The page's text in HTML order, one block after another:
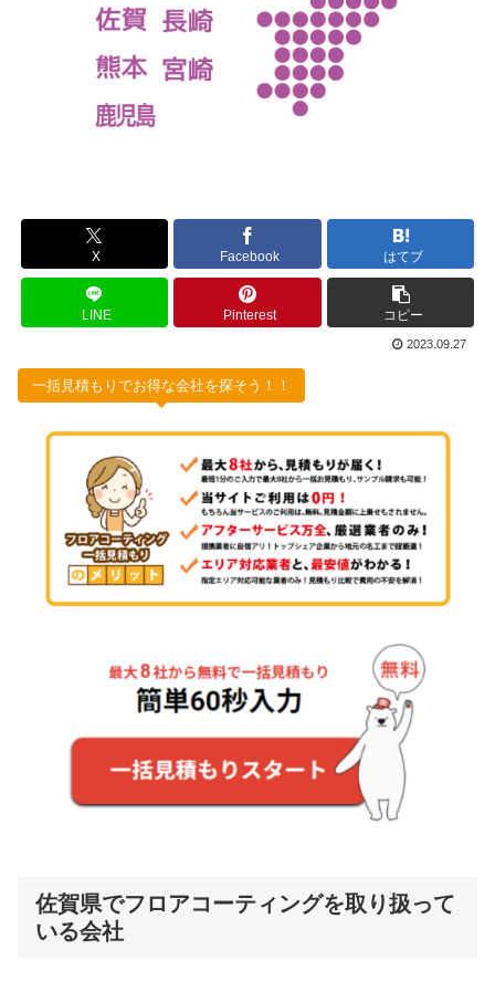
X Facebook はてブ
LINE Pinterest コピー
2023.09.27
一括見積もりでお得な会社を探そう！！
佐賀県でフロアコーティングを取り扱って
いる会社